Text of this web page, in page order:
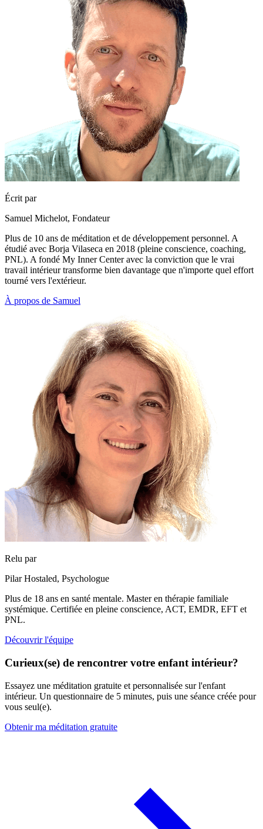
Écrit par
Samuel Michelot, Fondateur
Plus de 10 ans de méditation et de développement personnel. A
étudié avec Borja Vilaseca en 2018 (pleine conscience, coaching,
PNL). A fondé My Inner Center avec la conviction que le vrai
travail intérieur transforme bien davantage que n'importe quel effort
tourné vers l'extérieur.
À propos de Samuel
Relu par
Pilar Hostaled, Psychologue
Plus de 18 ans en santé mentale. Master en thérapie familiale
systémique. Certifiée en pleine conscience, ACT, EMDR, EFT et
PNL.
Découvrir l'équipe
Curieux(se) de rencontrer votre enfant intérieur?
Essayez une méditation gratuite et personnalisée sur l'enfant
intérieur. Un questionnaire de 5 minutes, puis une séance créée pour
vous seul(e).
Obtenir ma méditation gratuite